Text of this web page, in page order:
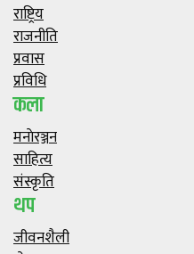
राष्ट्रिय
राजनीति
प्रवास
प्रविधि
कला
मनाेरञ्जन
साहित्य
संस्कृति
थप
जीवनशैली